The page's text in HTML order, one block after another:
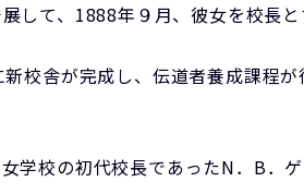
して、1888年９月、彼女を校長
校舎が完成し、伝道者養成課程が
校の初代校長であったN．B．